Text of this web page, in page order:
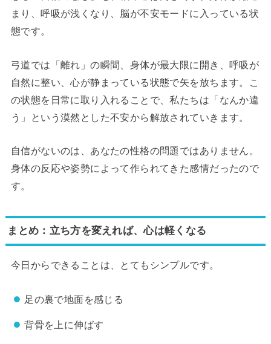
まり、呼吸が浅くなり、脳が不安モードに入っている状
態です。
弓道では「離れ」の瞬間、身体が最大限に開き、呼吸が
自然に整い、心が静まっている状態で矢を放ちます。こ
の状態を日常に取り入れることで、私たちは「なんか違
う」という漠然とした不安から解放されていきます。
自信がないのは、あなたの性格の問題ではありません。
身体の反応や姿勢によって作られてきた感情だったので
す。
まとめ：立ち方を変えれば、心は軽くなる
今日からできることは、とてもシンプルです。
足の裏で地面を感じる
背骨を上に伸ばす